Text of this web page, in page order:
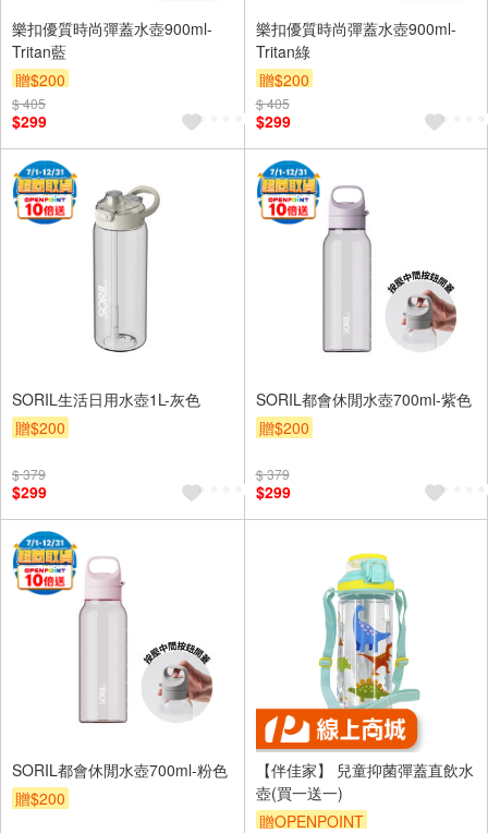
樂扣優質時尚彈蓋水壺900ml-
Tritan藍
贈$200
$ 405
$299
樂扣優質時尚彈蓋水壺900ml-
Tritan綠
贈$200
$ 405
$299
SORIL生活日用水壺1L-灰色
贈$200
$ 379
$299
SORIL都會休閒水壺700ml-紫色
贈$200
$ 379
$299
SORIL都會休閒水壺700ml-粉色
贈$200
【伴佳家】 兒童抑菌彈蓋直飲水
壺(買一送一)
贈OPENPOINT